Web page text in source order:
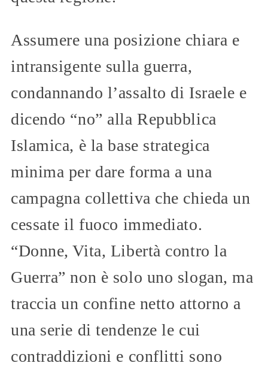
Assumere una posizione chiara e
intransigente sulla guerra,
condannando l’assalto di Israele e
dicendo “no” alla Repubblica
Islamica, è la base strategica
minima per dare forma a una
campagna collettiva che chieda un
cessate il fuoco immediato.
“Donne, Vita, Libertà contro la
Guerra” non è solo uno slogan, ma
traccia un confine netto attorno a
una serie di tendenze le cui
contraddizioni e conflitti sono